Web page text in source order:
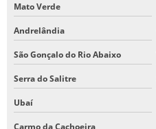
Mato Verde
Andrelândia
São Gonçalo do Rio Abaixo
Serra do Salitre
Ubaí
Carmo da Cachoeira